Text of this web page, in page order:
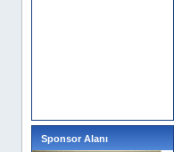
Sponsor Alanı